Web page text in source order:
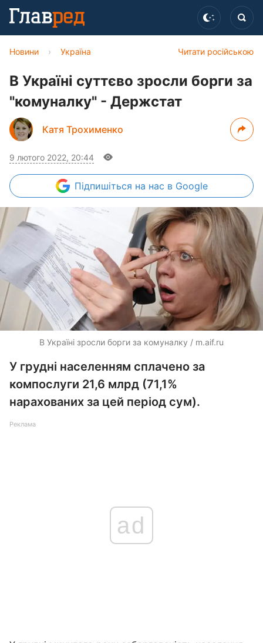
Читати російською
Новини › Україна
В Україні суттєво зросли борги за
"комуналку" - Держстат
Катя Трохименко
9 лютого 2022, 20:44
Підпишіться на нас в Google
В Україні зросли борги за комуналку / m.aif.ru
У грудні населенням сплачено за
компослуги 21,6 млрд (71,1%
нарахованих за цей період сум).
Реклама
ad